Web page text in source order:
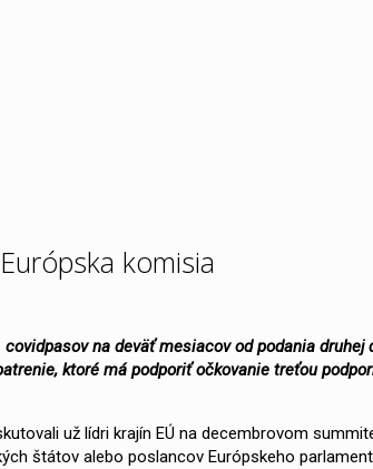
komisia
na deväť mesiacov od podania druhej
ktoré má podporiť očkovanie treťou
už lídri krajín EÚ na decembrovom
štátov alebo poslancov Európskeho